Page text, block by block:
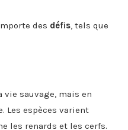
des défis, tels que
sauvage, mais en
Les espèces varient
les renards et les cerfs.